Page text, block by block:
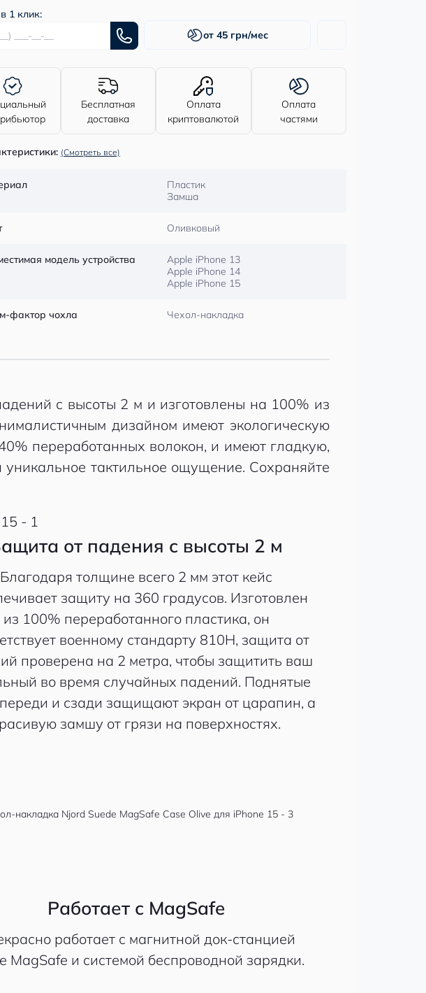
1 клик:
от 45 грн/мес
Бесплатная
доставка
Оплата
криптовалютой
Оплата
частями
(Смотреть все)
Пластик
Замша
Оливковый
модель устройства
Apple iPhone 13
Apple iPhone 14
Apple iPhone 15
фактор чохла Чехол-накладка
с высоты 2 м и изготовлены на 100% из
дизайном имеют экологическую
переработанных волокон, и имеют гладкую,
тактильное ощущение. Сохраняйте
от падения с высоты 2 м
Благодаря толщине всего 2 мм этот кейс
защиту на 360 градусов. Изготовлен
из 100% переработанного пластика, он
военному стандарту 810H, защита от
проверена на 2 метра, чтобы защитить ваш
во время случайных падений. Поднятые
и сзади защищают экран от царапин, а
замшу от грязи на поверхностях.
Работает с MagSafe
работает с магнитной док-станцией
MagSafe и системой беспроводной зарядки.